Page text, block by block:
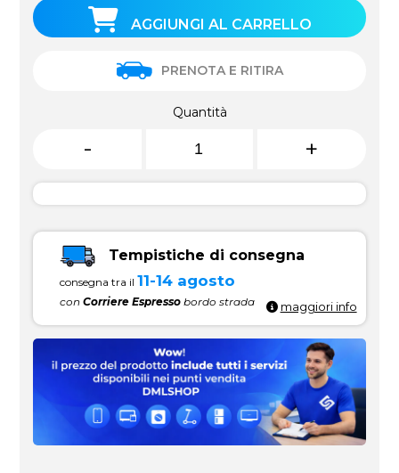
AGGIUNGI AL CARRELLO
PRENOTA E RITIRA
Quantità
- +
Tempistiche di consegna
consegna tra il 11-14 agosto
conCorriere Espresso bordo strada maggiori info